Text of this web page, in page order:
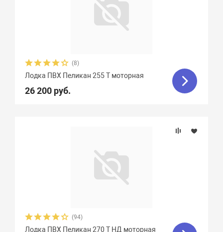
(8)
Лодка ПВХ Пеликан 255 Т моторная
26 200 руб.
(94)
Лодка ПВХ Пеликан 270 T НД моторная